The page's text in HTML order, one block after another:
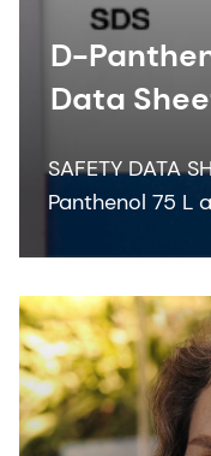
D-
Data
SAFETY DATA
Panthenol 75 L